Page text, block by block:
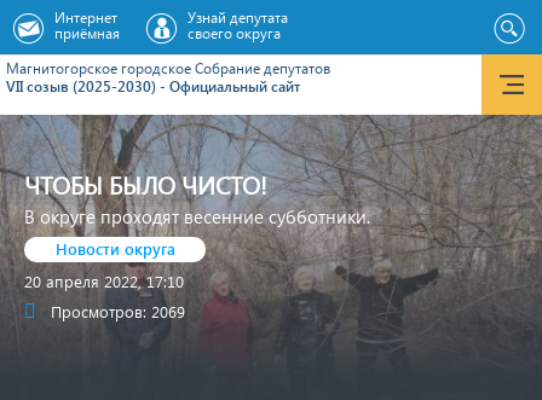
Магнитогорское городское Cобрание депутатов
VII созыв (2025-2030) - Официальный сайт
Интернет
приёмная
Узнай депутата
своего округа
ЧТОБЫ БЫЛО ЧИСТО!
В округе проходят весенние субботники.
Новости округа
20 апреля 2022, 17:10
Просмотров: 2069